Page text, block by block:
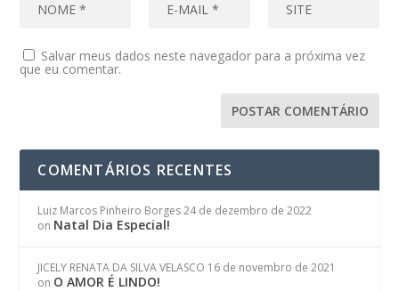
Salvar meus dados neste navegador para a próxima vez
que eu comentar.
COMENTÁRIOS RECENTES
Luiz Marcos Pinheiro Borges 24 de dezembro de 2022
on Natal Dia Especial!
JICELY RENATA DA SILVA VELASCO 16 de novembro de 2021
on O AMOR É LINDO!